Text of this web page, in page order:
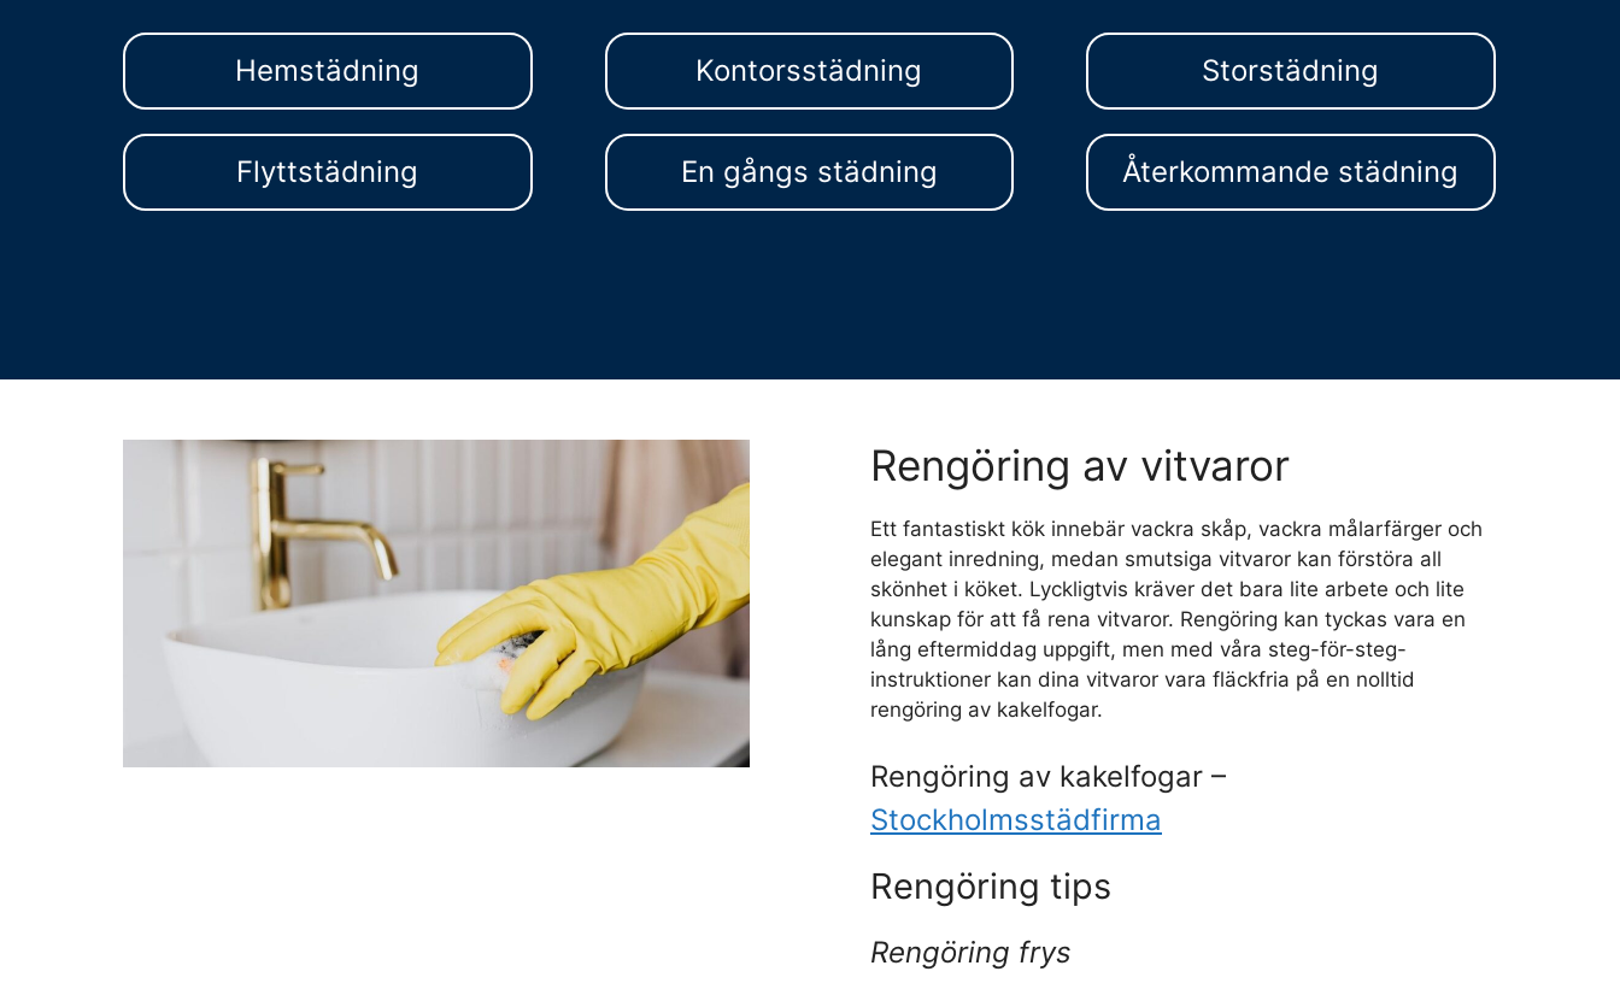
Hemstädning Kontorsstädning Storstädning
Flyttstädning En gångs städning Återkommande städning
Rengöring av vitvaror
Ett fantastiskt kök innebär vackra skåp, vackra målarfärger och
elegant inredning, medan smutsiga vitvaror kan förstöra all
skönhet i köket. Lyckligtvis kräver det bara lite arbete och lite
kunskap för att få rena vitvaror. Rengöring kan tyckas vara en
lång eftermiddag uppgift, men med våra steg-för-steg-
instruktioner kan dina vitvaror vara fläckfria på en nolltid
rengöring av kakelfogar.
Rengöring av kakelfogar –
Stockholmsstädfirma
Rengöring tips
Rengöring frys